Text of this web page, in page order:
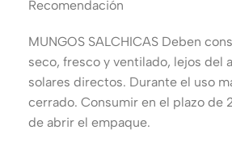
Recomendación
MUNGOS SALCHICAS Deben
seco, fresco y ventilado, lejos del
solares directos. Durante el uso
cerrado. Consumir en el plazo de
de abrir el empaque.